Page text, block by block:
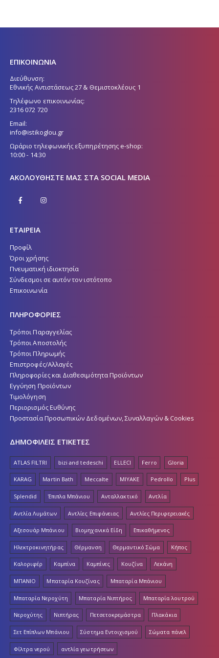
ΕΠΙΚΟΙΝΩΝΙΑ
Διεύθυνση:
Εθνικής Αντιστάσεως 27 & Θεμιστοκλέους 1
Τηλέφωνο επικοινωνίας:
2316 072 720
Email:
info@istikoglou.gr
Ωράριο τηλεφωνικής εξυπηρέτησης e-shop:
10:00 - 14:30
ΑΚΟΛΟΥΘΉΣΤΕ ΜΑΣ ΣΤΑ SOCIAL MEDIA
ΕΤΑΙΡΕΙΑ
Προφίλ
Όροι χρήσης
Πνευματική ιδιοκτησία
Σύνδεσμοι σε αυτόν τον ιστότοπο
Επικοινωνία
ΠΛΗΡΟΦΟΡΙΕΣ
Τρόποι Παραγγελίας
Τρόποι Αποστολής
Τρόποι Πληρωμής
Επιστροφές/Αλλαγές
Πληροφορίες και Διαθεσιμότητα Προϊόντων
Εγγύηση Προϊόντων
Τιμολόγηση
Περιορισμός Ευθύνης
Προστασία Προσωπικών Δεδομένων, Συναλλαγών & Cookies
ΔΗΜΟΦΙΛΕΙΣ ΕΤΙΚΕΤΕΣ
ATLAS FILTRI bizi and tedeschi ELLECI Ferro Gloria
KARAG Martin Bath Meccalte MIYAKE Pedrollo Plus
Splendid Έπιπλα Μπάνιου Ανταλλακτικό Αντλία
Αντλία Λυμάτων Αντλίες Επιφάνειας Αντλίες Περιφερειακές
Αξεσουάρ Μπάνιου Βιομηχανικά Είδη Επικαθήμενος
Ηλεκτροκινητήρας Θέρμανση Θερμαντικό Σώμα Κήπος
Καλοριφέρ Καμπίνα Καμπίνες Κουζίνα Λεκάνη
ΜΠΑΝΙΟ Μπαταρία Κουζίνας Μπαταρία Μπάνιου
Μπαταρία Νεροχύτη Μπαταρία Νιπτήρος Μπαταρία λουτρού
Νεροχύτης Νιπτήρας Πετσετοκρεμάστρα Πλακάκια
Σετ Επίπλων Μπάνιου Σύστημα Εντοιχισμού Σώματα πάνελ
Φίλτρα νερού αντλία γεωτρήσεων